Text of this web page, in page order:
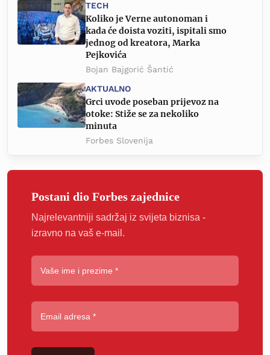
TECH
Koliko je Verne autonoman i
kada će doista voziti, ispitali smo
jednog od kreatora, Marka
Pejkovića
Bojan Bajgorić Šantić
AKTUALNO
Grci uvode poseban prijevoz na
otoke: Stiže se za nekoliko
minuta
Forbes Slovenija
Postani dio Forbes zajednice
Najrelevantniji sadržaj iz svijeta biznisa -
izravno na vaš e-mail.